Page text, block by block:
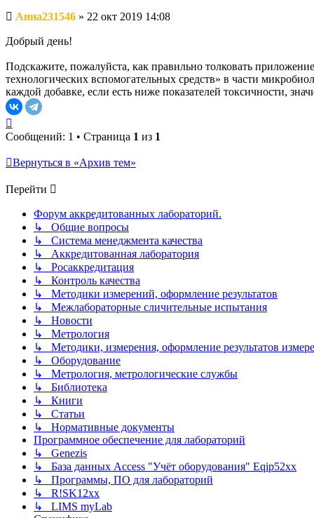
Непрочитанное
Анна231546 » 22 окт 2019 14:08
Добрый день!
Подскажите, пожалуйста, как правильно толковать
технологических вспомогательных средств» в части
каждой добавке, если есть ниже показателей токсичности,
к
началу
Сообщений: 1 • Страница 1 из 1
Вернуться в «Архив тем»
Перейти
Форум аккредитованных лабораторий.
↳ Общие вопросы
↳ Система менеджмента качества
↳ Аккредитованная лаборатория
↳ Росаккредитация
↳ Контроль качества
↳ Методики измерений, оформление результатов
↳ Межлабораторные сличительные испытания
↳ Новости
↳ Метрология
↳ Методики, измерения, оформление результатов
↳ Оборудование
↳ Метрология, метрологические службы
↳ Библиотека
↳ Книги
↳ Статьи
↳ Нормативные документы
Программное обеспечение для лабораторий
↳ Genezis
↳ База данных Access "Учёт оборудования" Eqip52xx
↳ Программы, ПО для лабораторий
↳ R!SK12xx
↳ LIMS myLab